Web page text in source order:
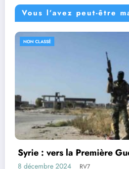
Vous l’avez peut-être
La croisade de
la Défense, Pete